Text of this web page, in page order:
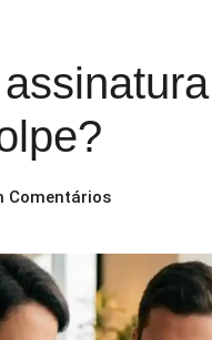
Comentários